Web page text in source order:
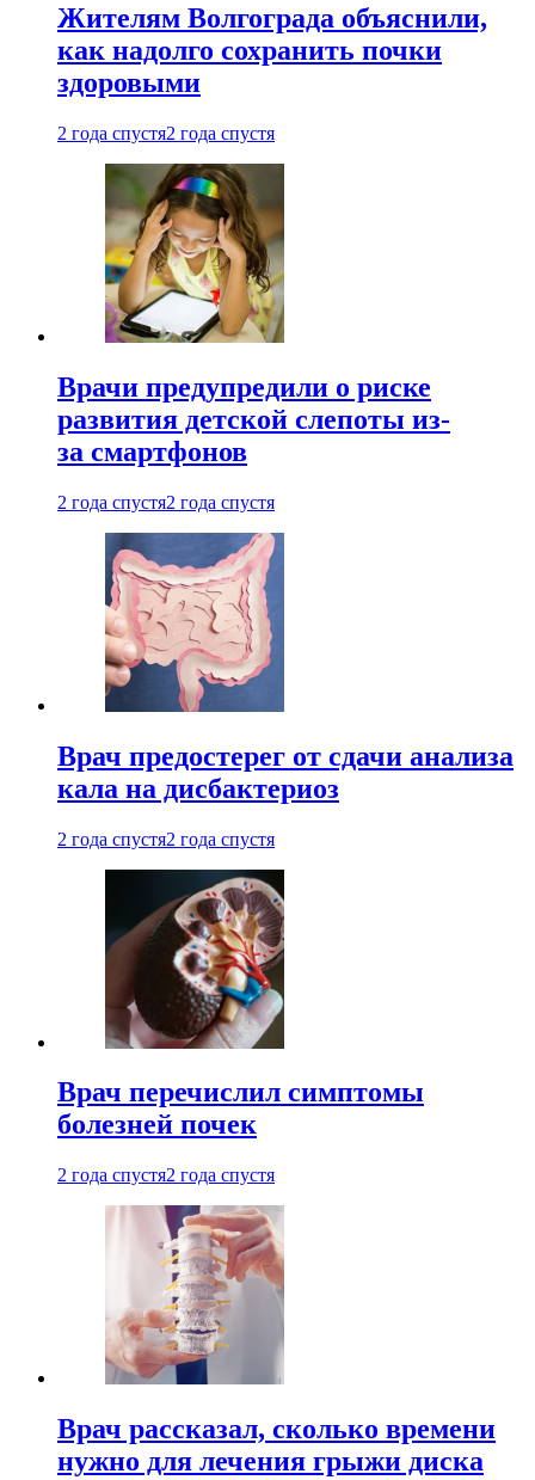
Жителям Волгограда объяснили,
как надолго сохранить почки
здоровыми
2 года спустя2 года спустя
Врачи предупредили о риске
развития детской слепоты из-
за смартфонов
2 года спустя2 года спустя
Врач предостерег от сдачи анализа
кала на дисбактериоз
2 года спустя2 года спустя
Врач перечислил симптомы
болезней почек
2 года спустя2 года спустя
Врач рассказал, сколько времени
нужно для лечения грыжи диска